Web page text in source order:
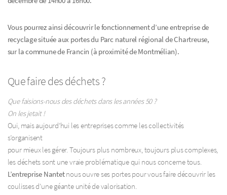
Vous pourrez ainsi découvrir le fonctionnement d’une entreprise de
recyclage située aux portes du Parc naturel régional de Chartreuse,
sur la commune de Francin (à proximité de Montmélian).
Que faire des déchets ?
Que faisions-nous des déchets dans les années 50 ?
On les jetait !
Oui, mais aujourd’hui les entreprises comme les collectivités
s’organisent
pour mieux les gérer. Toujours plus nombreux, toujours plus complexes,
les déchets sont une vraie problématique qui nous concerne tous.
L’entreprise Nantetnous ouvre ses portes pour vous faire découvrir les
coulisses d’une géante unité de valorisation.